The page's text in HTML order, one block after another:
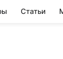
Статьи